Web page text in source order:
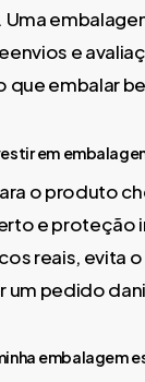
e
que embalar
em
o produto
e proteção
reais, evita
um pedido
embalagem